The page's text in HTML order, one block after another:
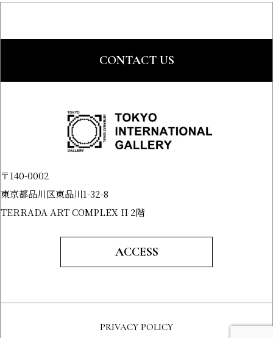
CONTACT US
〒140-0002
東京都品川区東品川1-32-8
TERRADA ART COMPLEX II 2階
ACCESS
PRIVACY POLICY